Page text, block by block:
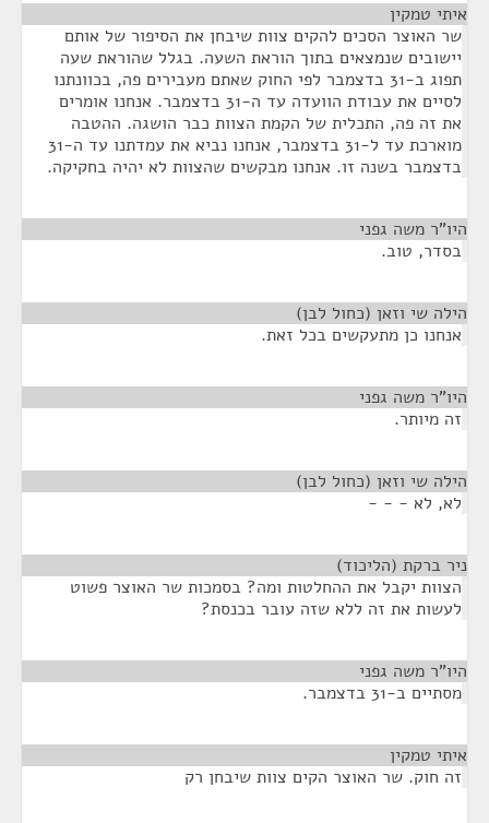
איתי טמקין
שר האוצר הסכים להקים צוות שיבחן את הסיפור של אותם
יישובים שנמצאים בתוך הוראת השעה. בגלל שהוראת שעה
תפוג ב-31 בדצמבר לפי החוק שאתם מעבירים פה, בכוונתנו
לסיים את עבודת הוועדה עד ה-31 בדצמבר. אנחנו אומרים
את זה פה, התכלית של הקמת הצוות כבר הושגה. ההטבה
מוארכת עד ל-31 בדצמבר, אנחנו נביא את עמדתנו עד ה-31
בדצמבר בשנה זו. אנחנו מבקשים שהצוות לא יהיה בחקיקה.
היו"ר משה גפני
בסדר, טוב.
הילה שי וזאן (כחול לבן)
אנחנו כן מתעקשים בכל זאת.
היו"ר משה גפני
זה מיותר.
הילה שי וזאן (כחול לבן)
לא, לא - - -
ניר ברקת (הליכוד)
הצוות יקבל את ההחלטות ומה? בסמכות שר האוצר פשוט
לעשות את זה ללא שזה עובר בכנסת?
היו"ר משה גפני
מסתיים ב-31 בדצמבר.
איתי טמקין
זה חוק. שר האוצר הקים צוות שיבחן רק